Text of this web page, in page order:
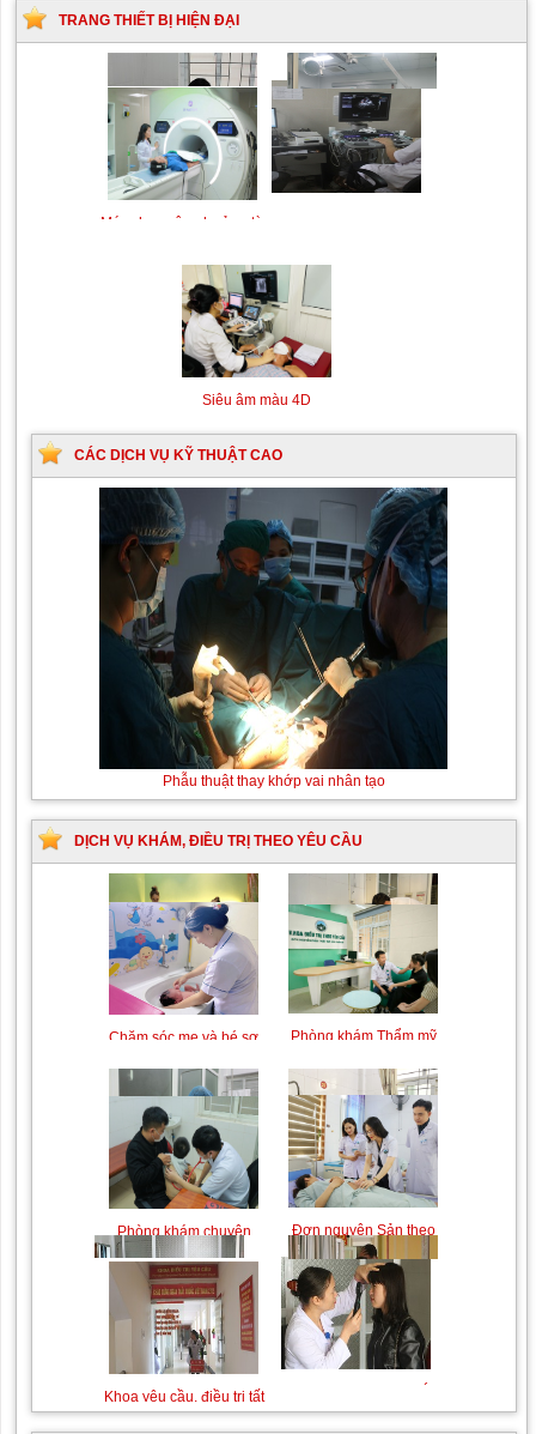
TRANG THIẾT BỊ HIỆN ĐẠI
Máy chụp cộng hưởng từ
MRI
Siêu âm Doppler xuyên
sọ
Máy siêu âm tim
Kỹ thuật chụp mạch máu
Siêu âm màu 4D
CÁC DỊCH VỤ KỸ THUẬT CAO
Phẫu thuật thay khớp vai nhân tạo
DỊCH VỤ KHÁM, ĐIỀU TRỊ THEO YÊU CẦU
Chăm sóc mẹ và bé sơ
sinh
Trung tâm chăm sóc mẹ
Phòng khám Thẩm mỹ
theo Yêu cầu
Khám bệnh nhân mắc
các bệnh lý về xương,
khớp
Phòng khám chuyên
khoa Nhi
Chiếu tia Plasma lạnh hỗ
trợ điều trị vết thương
Đơn nguyên Sản theo
yêu cầu
Khám bệnh nhân sau
phẫu thuật
Khám Ngoại khoa
Đội ngũ hướng dẫn
chuyên nghiệp, tận tình